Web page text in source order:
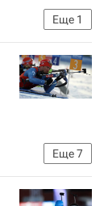
Еще 1
Еще7